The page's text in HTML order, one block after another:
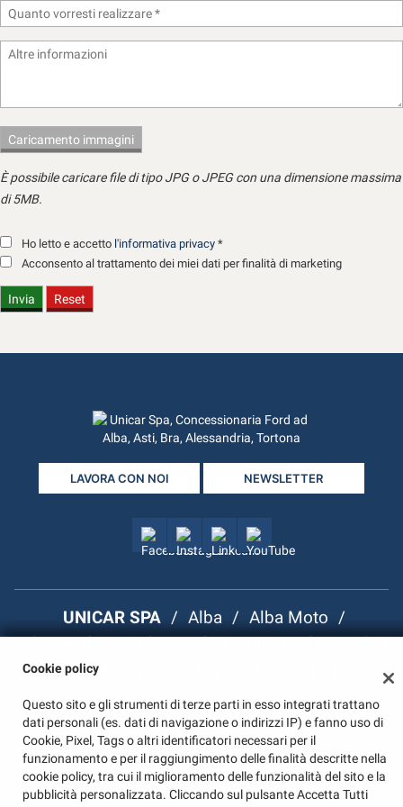
È possibile caricare file di tipo JPG o JPEG con una dimensione massima
di 5MB.
Ho letto e accetto l'informativa privacy *
Acconsento al trattamento dei miei dati per finalità di marketing
LAVORA CON NOI NEWSLETTER
UNICAR SPA / Alba / Alba Moto /
Alessandria / Alessandria Moto / Alessandria
(VW) / Asti
P.I. 00222080046 / Note Legali / Privacy Policy
Policy
Cookie policy
Questo sito e gli strumenti di terze parti in esso integrati trattano
dati personali (es. dati di navigazione o indirizzi IP) e fanno uso di
Cookie, Pixel, Tags o altri identificatori necessari per il
funzionamento e per il raggiungimento delle finalità descritte nella
cookie policy, tra cui il miglioramento delle funzionalità del sito e la
pubblicità personalizzata. Cliccando sul pulsante Accetta Tutti
questi
di
rimanda
alla
cookie
Puoi
rivedere
le
tue
scelte
in
Cookie necessari
Cookie delle preferenze
Cookie analitici
Cookie di marketing
Leggi
la
cookie
policy